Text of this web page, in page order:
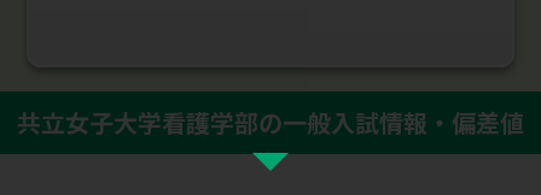
共立女子大学看護学部の一般入試情報・偏差値